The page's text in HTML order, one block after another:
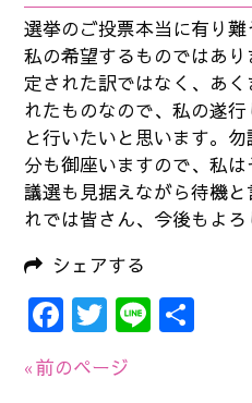
選挙のご投票本当に有り
私の希望するものではあ
定された訳ではなく、あ
れたものなので、私の遂
と行いたいと思います。
分も御座いますので、私
議選も見据えながら待機
れでは皆さん、今後もよろ
シェアする
Facebook
Twitter
Line
« 前のページ